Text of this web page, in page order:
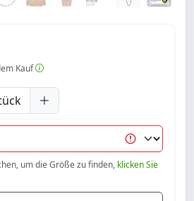
Kauf
um die Größe zu finden, klicken Sie